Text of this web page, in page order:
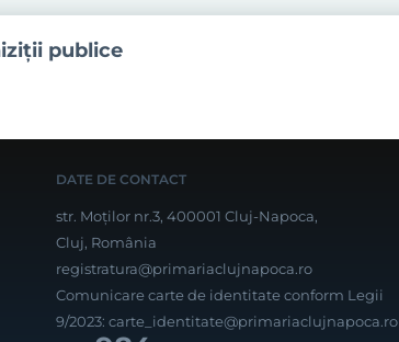
publice
DATE DE CONTACT
str. Moților nr.3, 400001 Cluj-Napoca,
Cluj, România
registratura@primariaclujnapoca.ro
Comunicare carte de identitate conform Legii
9/2023: carte_identitate@primariaclujnapoca.ro